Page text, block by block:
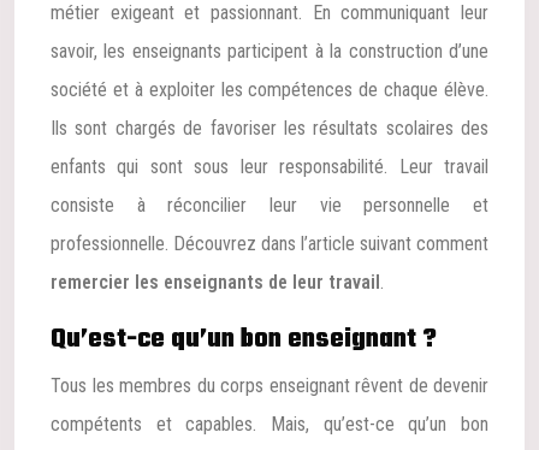
métier exigeant et passionnant. En communiquant leur
savoir, les enseignants participent à la construction d’une
société et à exploiter les compétences de chaque élève.
Ils sont chargés de favoriser les résultats scolaires des
enfants qui sont sous leur responsabilité. Leur travail
consiste à réconcilier leur vie personnelle et
professionnelle. Découvrez dans l’article suivant comment
remercier les enseignants de leur travail.
Qu’est-ce qu’un bon enseignant ?
Tous les membres du corps enseignant rêvent de devenir
compétents et capables. Mais, qu’est-ce qu’un bon